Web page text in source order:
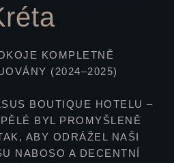
KOMPLETNĚ
(2024–2025)
BOUTIQUE HOTELU –
BYL PROMYŠLENĚ
ABY ODRÁŽEL NAŠI
NABOSO A DECENTNÍ